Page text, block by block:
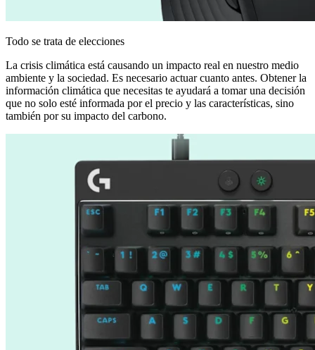
Todo se trata de elecciones
La crisis climática está causando un impacto real en nuestro medio
ambiente y la sociedad. Es necesario actuar cuanto antes. Obtener la
información climática que necesitas te ayudará a tomar una decisión
que no solo esté informada por el precio y las características, sino
también por su impacto del carbono.